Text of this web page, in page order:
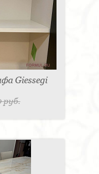
Giessegi
руб.